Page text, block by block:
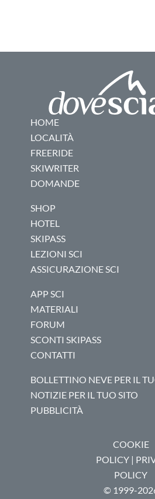
HOME
LOCALITÀ
FREERIDE
SKIWRITER
DOMANDE
SHOP
HOTEL
SKIPASS
LEZIONI SCI
ASSICURAZIONE SCI
APP SCI
MATERIALI
FORUM
SCONTI SKIPASS
CONTATTI
BOLLETTINO NEVE PER IL
NOTIZIE PER IL TUO SITO
PUBBLICITÀ
COOKIE
POLICY|
POLICY
© 1999-